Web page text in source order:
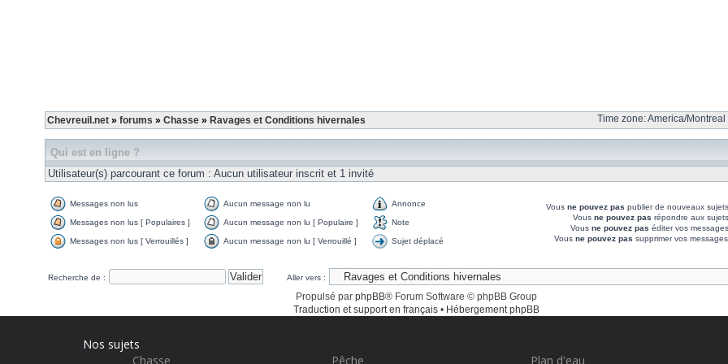
Chevreuil.net » forums » Chasse » Ravages et Conditions hivernales Time zone: America/Montreal
Qui est en ligne ?
Utilisateur(s) parcourant ce forum : Aucun utilisateur inscrit et 1 invité
Messages non lus Aucun message non lu Annonce
Messages non lus [ Populaires ] Aucun message non lu [ Populaire ] Note
Messages non lus [ Verrouillés ] Aucun message non lu [ Verrouillé ] Sujet déplacé
Vous ne pouvez pas publier de nouveaux
Vous ne pouvez pas répondre aux
Vous ne pouvez pas éditer vos
Vous ne pouvez pas supprimer vos
Recherche de : Aller vers :
Propulsé par phpBB® Forum Software © phpBB Group
Traduction et support en français• Hébergement phpBB
Nos sujets
Chasse
Pêche Plan d'eau